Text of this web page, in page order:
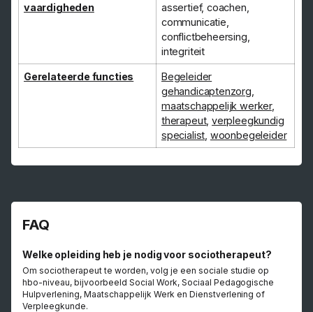
vaardigheden
assertief, coachen,
communicatie,
conflictbeheersing,
integriteit
Gerelateerde functies
Begeleider
gehandicaptenzorg
maatschappelijk werker,
therapeut,verpleegkundig
specialist woonbegeleider
FAQ
Welke opleiding heb je nodig voor sociotherapeut?
Om sociotherapeut te worden, volg je een sociale studie op
hbo-niveau, bijvoorbeeld Social Work, Sociaal Pedagogische
Hulpverlening, Maatschappelijk Werk en Dienstverlening of
Verpleegkunde.